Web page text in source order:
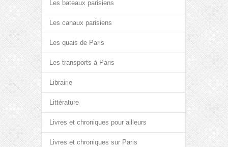
Les bateaux parisiens
Les canaux parisiens
Les quais de Paris
Les transports à Paris
Librairie
Littérature
Livres et chroniques pour ailleurs
Livres et chroniques sur Paris